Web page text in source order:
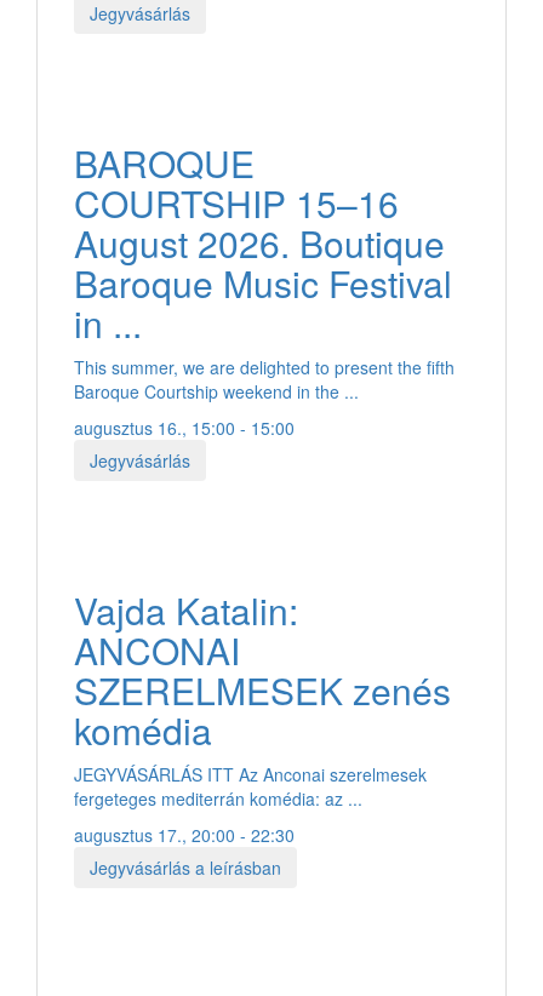
Jegyvásárlás
BAROQUE
COURTSHIP 15–16
August 2026. Boutique
Baroque Music Festival
in ...
This summer, we are delighted to present the fifth
Baroque Courtship weekend in the ...
augusztus 16., 15:00 - 15:00
Jegyvásárlás
Vajda Katalin:
ANCONAI
SZERELMESEK zenés
komédia
JEGYVÁSÁRLÁS ITT Az Anconai szerelmesek
fergeteges mediterrán komédia: az ...
augusztus 17., 20:00 - 22:30
Jegyvásárlás a leírásban